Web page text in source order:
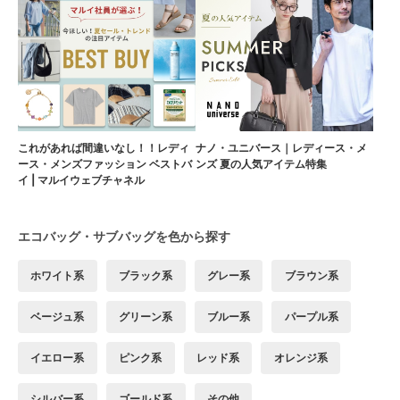
これがあれば間違いなし！！レディ
ース・メンズファッション ベストバ
イ | マルイウェブチャネル
ナノ・ユニバース｜レディース・メ
ンズ 夏の人気アイテム特集
エコバッグ・サブバッグを色から探す
ホワイト系 ブラック系 グレー系 ブラウン系
ベージュ系 グリーン系 ブルー系 パープル系
イエロー系 ピンク系 レッド系 オレンジ系